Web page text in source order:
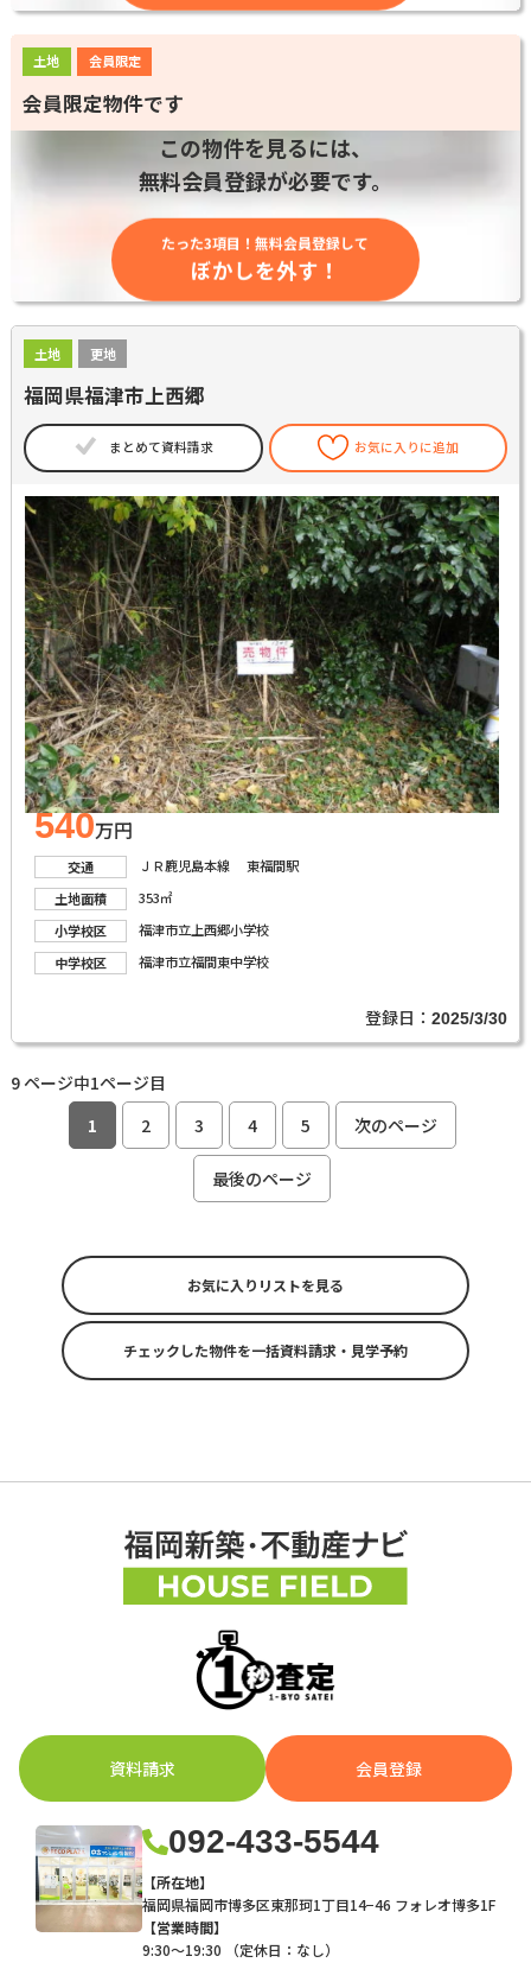
土地 会員限定
会員限定物件です
この物件を見るには、
無料会員登録が必要です。
たった3項目！無料会員登録して
ぼかしを外す！
土地 更地
福岡県福津市上西郷
まとめて資料請求 お気に入りに追加
540万円
交通
ＪＲ鹿児島本線 東福間駅
土地面積
353㎡
小学校区
福津市立上西郷小学校
中学校区
福津市立福間東中学校
登録日：2025/3/30
9 ページ中1ページ目
1
2 3 4 5 次のページ
最後のページ
お気に入りリストを見る
資料請求 会員登録
092-433-5544
【所在地】
福岡県福岡市博多区東那珂1丁目14−46 フォレオ博多1F
【営業時間】
9:30～19:30 （定休日：なし）